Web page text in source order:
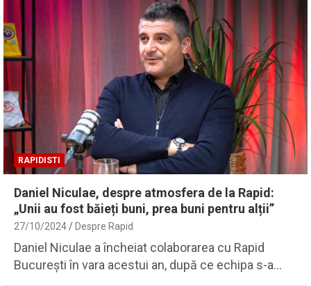
RAPIDISTI
Daniel Niculae, despre atmosfera de la Rapid:
„Unii au fost băieți buni, prea buni pentru alții”
27/10/2024 Despre Rapid
Daniel Niculae a încheiat colaborarea cu Rapid
București în vara acestui an, după ce echipa s-a…